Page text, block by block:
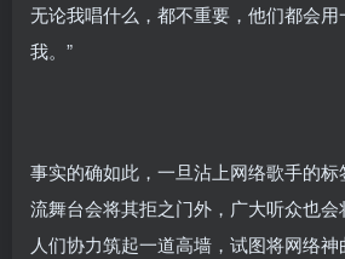
无论我唱什么，都不重要，他们都会
我。”
事实的确如此，一旦沾上网络歌手的
流舞台会将其拒之门外，广大听众也会
人们协力筑起一道高墙，试图将网络神